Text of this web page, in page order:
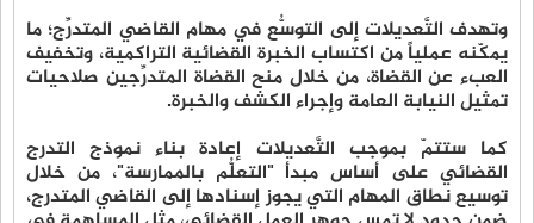
وتهدف التَّعديلات إلى التوسُّع في مهام القاضي المتدرِّج؛ ما
يمكّنه عملياً من اكتساب الخبرة القضائية التراكمية، وتخفيف
العبء عن القضاة، من خلال منح القضاة المتدرِّجين صلاحيات
تمثيل النيابة العامة وإجراء الكشف والخبرة.
كما ستتمّ بموجب التَّعديلات إعادة بناء نموذج التدرج
القضائي على أساس مبدأ "التعلُّم بالممارسة"، من خلال
توسيع نطاق المهام التي يجوز إسنادها إلى القاضي المتدرج،